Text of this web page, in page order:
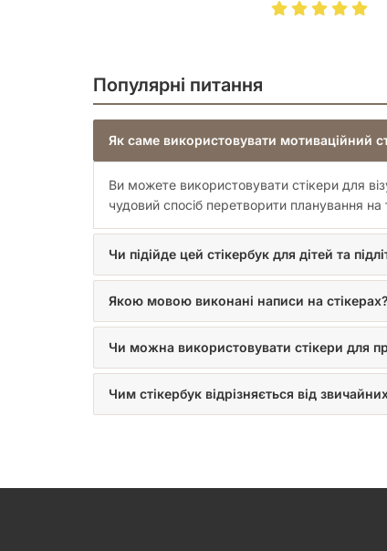
Популярні питання
Як саме використовувати мотиваційний
Ви можете використовувати стікери для
чудовий спосіб перетворити планування
Чи підійде цей стікербук для дітей та
Якою мовою виконані написи на стікерах?
Чи можна використовувати стікери для
Чим стікербук відрізняється від